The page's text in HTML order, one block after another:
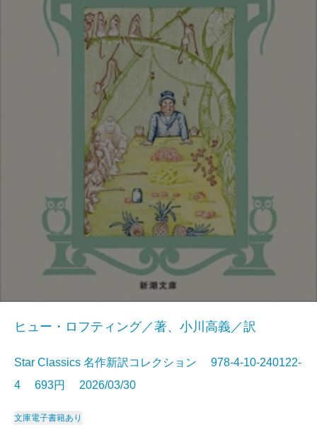
ヒュー・ロフティング／著、小川高義／訳
Star Classics 名作新訳コレクション 978-4-10-240122-
4 693円 2026/03/30
文庫電子書籍あり